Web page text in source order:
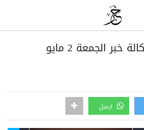
موجز الأخبار من وكالة خبر الجمعة 2 مايو
ارسل